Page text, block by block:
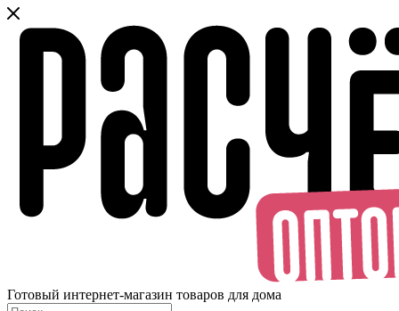
Готовый интернет-магазин товаров для дома